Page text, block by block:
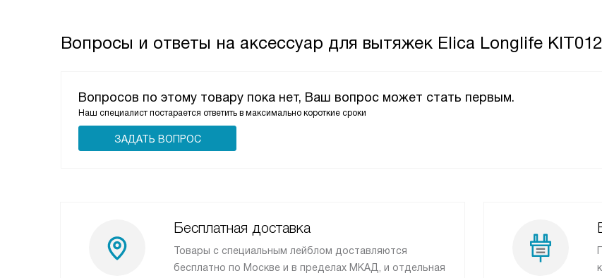
Вопросы и ответы на аксессуар для вытяжек Elica Longlife
Вопросов по этому товару пока нет, Ваш вопрос может стать первым.
Наш специалист постарается ответить в максимально короткие сроки
ЗАДАТЬ ВОПРОС
Бесплатная доставка
Товары с специальным лейблом доставляются
бесплатно по Москве и в пределах МКАД, и отдельная